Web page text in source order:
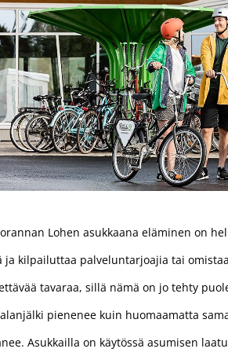
Lohen asukkaana eläminen on
ja kilpailuttaa palveluntarjoajia tai
tavaraa, sillä nämä on jo tehty
pienenee kuin huomaamatta
Asukkailla on käytössä asumisen